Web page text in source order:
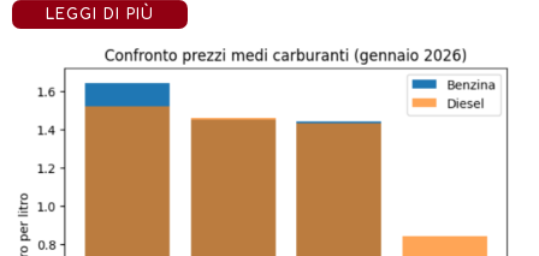
LEGGI DI PIÙ